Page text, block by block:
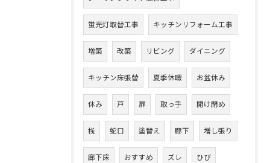
蛍光灯取替工事 キッチンリフォーム工事
増築 改築 リビング ダイニング
キッチン床張替 夏季休暇 お盆休み
休み 戸 扉 取っ手 開け閉め
桟 蛇口 塗替え 廊下 増し張り
廊下床 おすすめ ズレ ひび